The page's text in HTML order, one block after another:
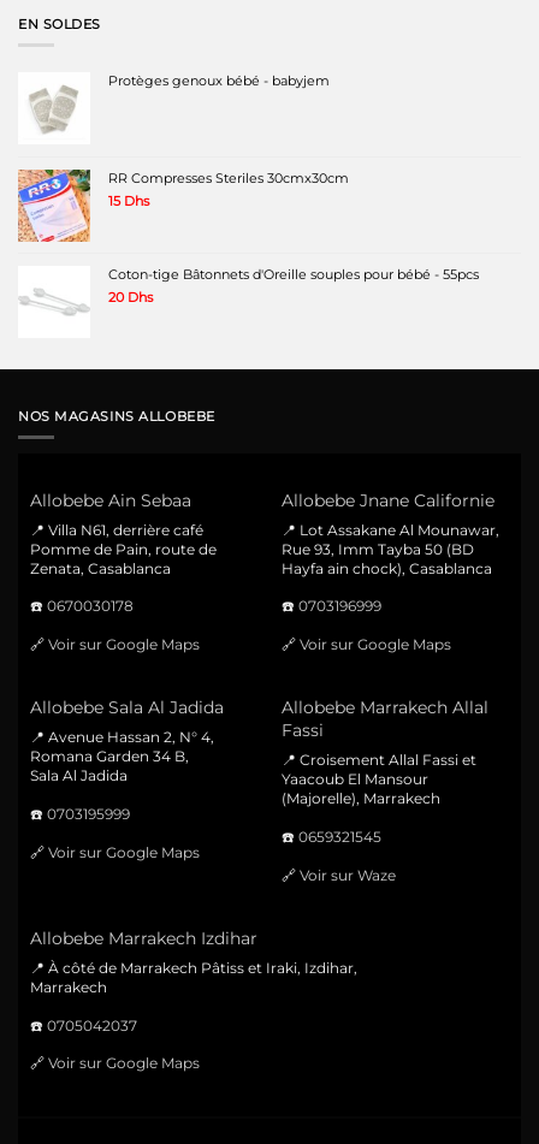
EN SOLDES
Protèges genoux bébé - babyjem
RR Compresses Steriles 30cmx30cm
15 Dhs
Coton-tige Bâtonnets d'Oreille souples pour bébé - 55pcs
20 Dhs
NOS MAGASINS ALLOBEBE
Allobebe Ain Sebaa
📍 Villa N61, derrière café
Pomme de Pain, route de
Zenata, Casablanca
☎️ 0670030178
🔗 Voir sur Google Maps
Allobebe Jnane Californie
📍 Lot Assakane Al Mounawar,
Rue 93, Imm Tayba 50 (BD
Hayfa ain chock), Casablanca
☎️ 0703196999
🔗 Voir sur Google Maps
Allobebe Sala Al Jadida
📍 Avenue Hassan 2, N° 4,
Romana Garden 34 B,
Sala Al Jadida
☎️ 0703195999
🔗 Voir sur Google Maps
Allobebe Marrakech Allal
Fassi
📍 Croisement Allal Fassi et
Yaacoub El Mansour
(Majorelle), Marrakech
☎️ 0659321545
🔗 Voir sur Waze
Allobebe Marrakech Izdihar
📍 À côté de Marrakech Pâtiss et Iraki, Izdihar,
Marrakech
☎️ 0705042037
🔗 Voir sur Google Maps